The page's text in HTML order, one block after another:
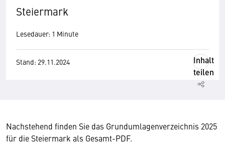
Steiermark
Lesedauer: 1 Minute
Stand: 29.11.2024
Inhalt
teilen
Nachstehend finden Sie das Grundumlagenverzeichnis 2025
für die Steiermark als Gesamt-PDF.